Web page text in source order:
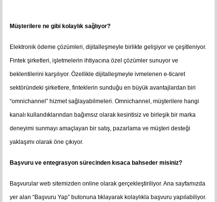
Müşterilere ne gibi kolaylık sağlıyor?
Elektronik ödeme çözümleri, dijitalleşmeyle birlikte gelişiyor ve çeşitleniyor.
Fintek şirketleri, işletmelerin ihtiyacına özel çözümler sunuyor ve
beklentilerini karşılıyor. Özellikle dijitalleşmeyle ivmelenen e-ticaret
sektöründeki şirketlere, finteklerin sunduğu en büyük avantajlardan biri
“omnichannel” hizmet sağlayabilmeleri. Omnichannel, müşterilere hangi
kanalı kullandıklarından bağımsız olarak kesintisiz ve birleşik bir marka
deneyimi sunmayı amaçlayan bir satış, pazarlama ve müşteri desteği
yaklaşımı olarak öne çıkıyor.
Başvuru ve entegrasyon sürecinden kısaca bahseder misiniz?
Başvurular web sitemizden online olarak gerçekleştiriliyor. Ana sayfamızda
yer alan “Başvuru Yap” butonuna tıklayarak kolaylıkla başvuru yapılabiliyor.